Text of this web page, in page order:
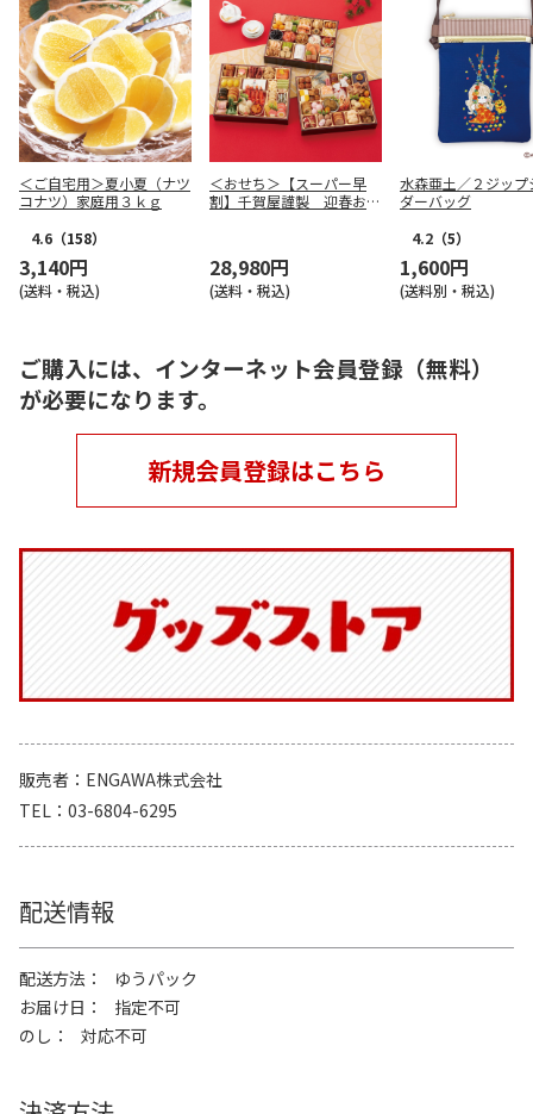
＜ご自宅用＞夏小夏（ナツ
コナツ）家庭用３ｋｇ
4.6 （158）
3,140円
(送料・税込)
＜おせち＞【スーパー早
割】千賀屋謹製 迎春おせ
28,980円
(送料・税込)
水森亜土／２ジップ
ダーバッグ
4.2 （5）
1,600円
(送料別・税込)
ご購入には、インターネット会員登録（無料）
が必要になります。
新規会員登録はこちら
販売者
ENGAWA株式会社
TEL
03-6804-6295
配送情報
配送方法
ゆうパック
お届け日
指定不可
のし
対応不可